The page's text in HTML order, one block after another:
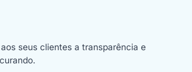
seus clientes a transparência e